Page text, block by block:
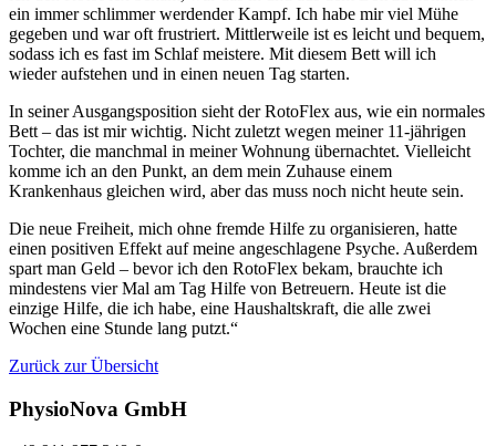
ein immer schlimmer werdender Kampf. Ich habe mir viel Mühe
gegeben und war oft frustriert. Mittlerweile ist es leicht und bequem,
sodass ich es fast im Schlaf meistere. Mit diesem Bett will ich
wieder aufstehen und in einen neuen Tag starten.
In seiner Ausgangsposition sieht der RotoFlex aus, wie ein normales
Bett – das ist mir wichtig. Nicht zuletzt wegen meiner 11-jährigen
Tochter, die manchmal in meiner Wohnung übernachtet. Vielleicht
komme ich an den Punkt, an dem mein Zuhause einem
Krankenhaus gleichen wird, aber das muss noch nicht heute sein.
Die neue Freiheit, mich ohne fremde Hilfe zu organisieren, hatte
einen positiven Effekt auf meine angeschlagene Psyche. Außerdem
spart man Geld – bevor ich den RotoFlex bekam, brauchte ich
mindestens vier Mal am Tag Hilfe von Betreuern. Heute ist die
einzige Hilfe, die ich habe, eine Haushaltskraft, die alle zwei
Wochen eine Stunde lang putzt.“
Zurück zur Übersicht
PhysioNova GmbH